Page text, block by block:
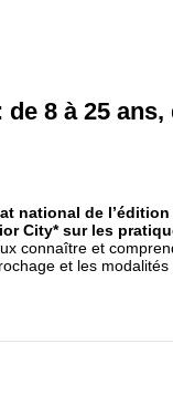
8 à 25
national de
City* sur les
connaître et
et les